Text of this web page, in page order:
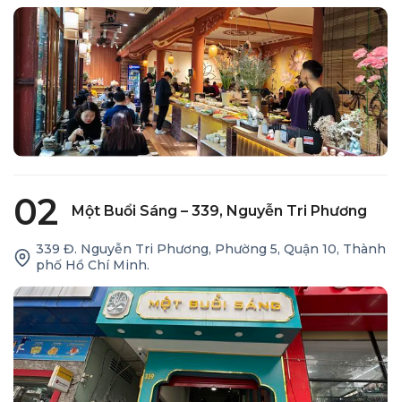
02 Một Buổi Sáng – 339, Nguyễn Tri Phương
339 Đ. Nguyễn Tri Phương, Phường 5, Quận 10, Thành
phố Hồ Chí Minh.